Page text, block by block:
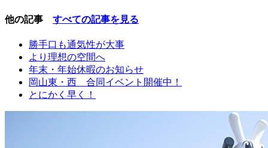
他の記事 すべての記事を見る
勝手口も通気性が大事
より理想の空間へ
年末・年始休暇のお知らせ
岡山東・西 合同イベント開催中！
とにかく早く！